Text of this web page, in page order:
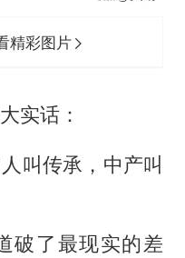
精彩图片
实话：
叫传承，中产叫
破了最现实的差